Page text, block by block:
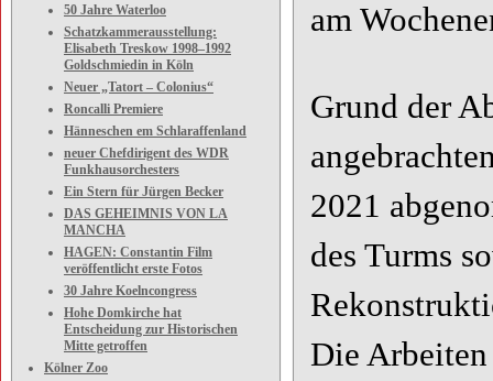
50 Jahre Waterloo
Schatzkammerausstellung:
Elisabeth Treskow 1998–1992
Goldschmiedin in Köln
Neuer „Tatort – Colonius“
Roncalli Premiere
Hänneschen em Schlaraffenland
neuer Chefdirigent des WDR
Funkhausorchesters
Ein Stern für Jürgen Becker
DAS GEHEIMNIS VON LA
MANCHA
HAGEN: Constantin Film
veröffentlicht erste Fotos
30 Jahre Koelncongress
Hohe Domkirche hat
Entscheidung zur Historischen
Mitte getroffen
Kölner Zoo
am
Grund der
2021
des Turms
Die